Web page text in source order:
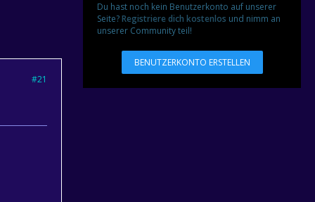
#21
Du hast noch kein Benutzerkonto auf unserer
Seite?Registriere dich kostenlos und nimm an
unserer Community teil!
BENUTZERKONTO ERSTELLEN